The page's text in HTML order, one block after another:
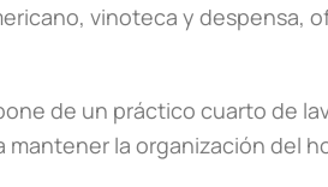
vinoteca y despensa,
de un práctico cuarto de
mantener la organización del